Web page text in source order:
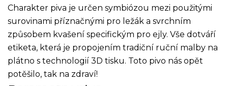
Charakter piva je určen symbiózou mezi použitými
surovinami příznačnými pro ležák a svrchním
způsobem kvašení specifickým pro ejly. Vše dotváří
etiketa, která je propojením tradiční ruční malby na
plátno s technologií 3D tisku. Toto pivo nás opět
potěšilo, tak na zdraví!